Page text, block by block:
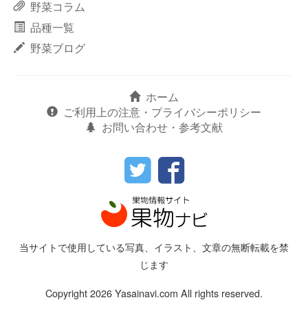
野菜コラム
品種一覧
野菜ブログ
ホーム
ご利用上の注意・プライバシーポリシー
お問い合わせ・参考文献
当サイトで使用している写真、イラスト、文章の無断転載を禁
じます
Copyright 2026 Yasainavi.com All rights reserved.